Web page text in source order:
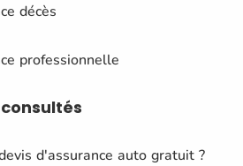
décès
professionnelle
d'assurance auto gratuit ?